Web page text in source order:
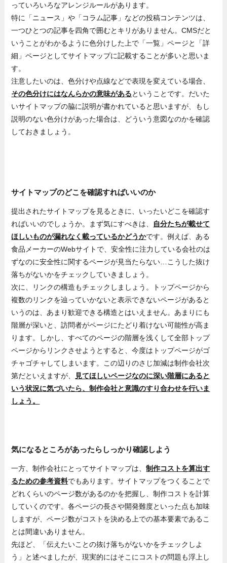
っていろいろなアレンジルールがあります。
特に「ニュース」や「コラム記事」などの投稿コンテンツは、
一つひとつの記事を四角で囲むとキリがありません。CMSだと
いうことがわかるように色分けした上で「一覧」ページと「詳
細」ページとしてサイトマップに記載することが多いと思いま
す。
注意したいのは、色分けや点線などで表現を変えている場合、
その色分けにはなんらかの意味があるということです。だいた
いサイトマップの脇に説明が書かれていると思いますが、もし
説明のない色分けがあった場合は、どういう意図なのかを確認
しておきましょう。
サイトマップのどこを確認すればいいのか
提出されたサイトマップを見るときに、いったいどこを確認す
ればいいのでしょうか。まず気にすべきは、
自分たちが載せて
ほしいものが漏れなく載っているかどうかです。例えば、ある
食品メーカーのWebサイトで、安全性に注力している会社のは
ずなのに安全性に関するページが見当たらない…こうした抜け
落ちがないかをチェックしていきましょう。
次に、リンクの構造もチェックしましょう。トップページから
複数のリンクを辿っていかないと表示できないページがあると
いうのは、あまり歓迎できる構造とはいえません。あまりにも
階層が深いと、訪問者がページにたどり着けない可能性が高ま
ります。しかし、すべてのページの階層を浅くして全部トップ
ページからリンクさせようとすると、今度はトップページがゴ
チャゴチャしてしまいます。この辺りのさじ加減は制作会社次
第だといえますが、
見てほしいページなのに深い階層にあると
いう状況に気づいたら、制作会社と意識のすり合わせを行いま
しょう。
気になるところがあったらしっかり確認しよう
一方、制作会社にとってサイトマップは、制作コストを算出す
るための参考資料でもあります。サイトマップをつくることで
どれくらいのページ数があるのかを把握し、制作コストを計算
していくのです。各ページの長さや開発難度といった点も加味
しますが、ページ数がコストを決める上での基本要素であるこ
とは間違いありません。
先ほど、「伝えたいことの抜け落ちがないかをチェックしよ
う」と述べましたが、現実的にはそこにコストの問題も浮上し